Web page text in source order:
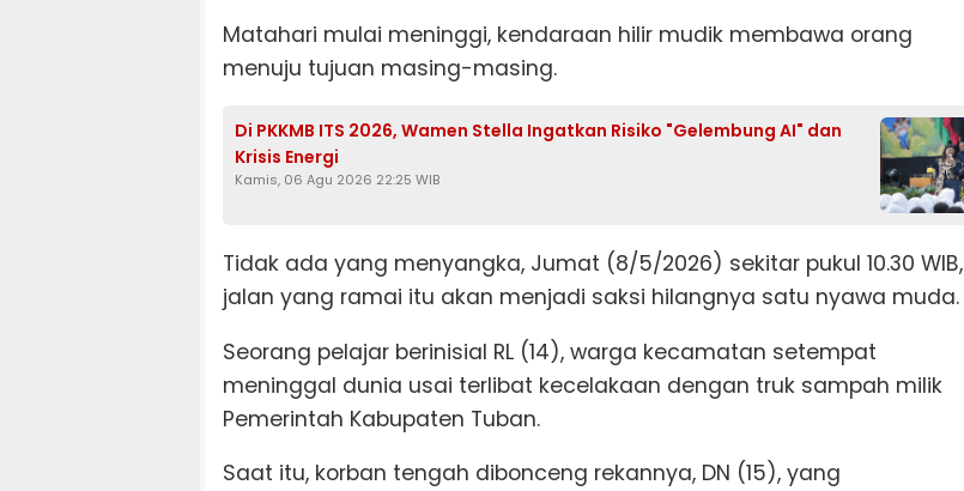
Matahari mulai meninggi, kendaraan hilir mudik membawa orang
menuju tujuan masing-masing.
Di PKKMB ITS 2026, Wamen Stella Ingatkan Risiko "Gelembung AI" dan
Krisis Energi
Kamis, 06 Agu 2026 22:25 WIB
Tidak ada yang menyangka, Jumat (8/5/2026) sekitar pukul 10.30 WIB,
jalan yang ramai itu akan menjadi saksi hilangnya satu nyawa muda.
Seorang pelajar berinisial RL (14), warga kecamatan setempat
meninggal dunia usai terlibat kecelakaan dengan truk sampah milik
Pemerintah Kabupaten Tuban.
Saat itu, korban tengah dibonceng rekannya, DN (15), yang